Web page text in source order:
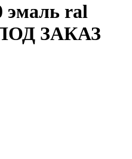
эмаль ral
ПОД ЗАКАЗ